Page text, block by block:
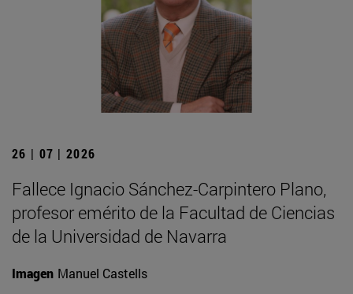
26 | 07 | 2026
Fallece Ignacio Sánchez-Carpintero Plano,
profesor emérito de la Facultad de Ciencias
de la Universidad de Navarra
Imagen Manuel Castells